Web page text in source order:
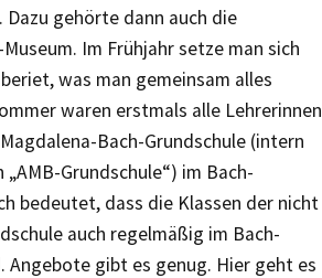
Dazu gehörte dann auch die
Im Frühjahr setze man sich
was man gemeinsam alles
waren erstmals alle Lehrerinnen
Bach-Grundschule (intern
Grundschule“) im Bach-
bedeutet, dass die Klassen der nicht
auch regelmäßig im Bach-
Angebote gibt es genug. Hier geht es